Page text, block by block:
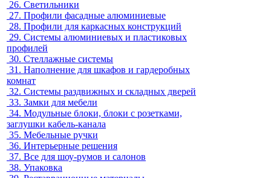
26. Светильники
27. Профили фасадные алюминиевые
28. Профили для каркасных конструкций
29. Системы алюминиевых и пластиковых
профилей
30. Стеллажные системы
31. Наполнение для шкафов и гардеробных
комнат
32. Системы раздвижных и складных дверей
33. Замки для мебели
34. Модульные блоки, блоки с розетками,
заглушки кабель-канала
35. Мебельные ручки
36. Интерьерные решения
37. Все для шоу-румов и салонов
38. Упаковка